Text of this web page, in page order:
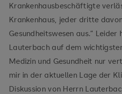
Krankenhausbeschäftigte
Krankenhaus, jeder dritte
Gesundheitswesen aus.“
Lauterbach auf dem
Medizin und Gesundheit nur
mir in der aktuellen Lage der
Diskussion von Herrn